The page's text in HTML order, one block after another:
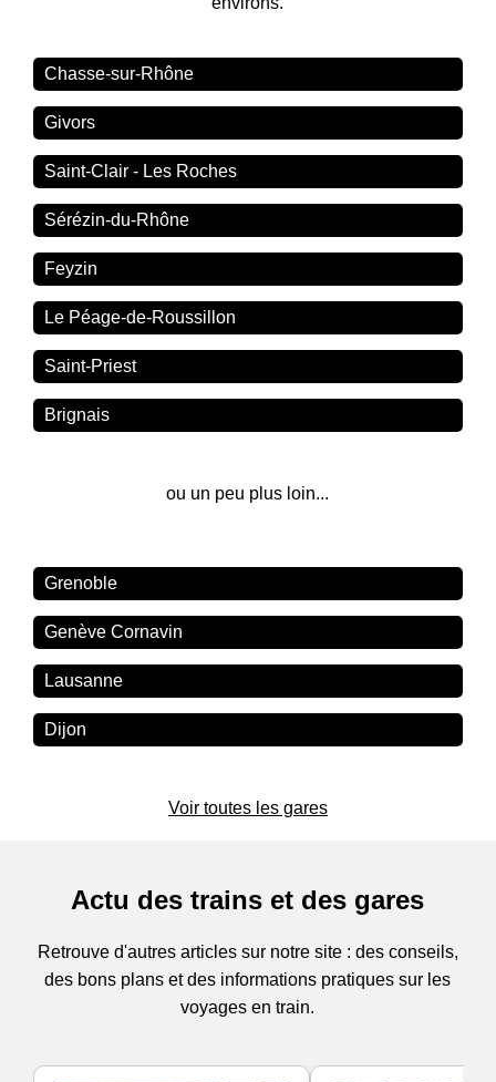
Chasse-sur-Rhône
Givors
Saint-Clair - Les Roches
Sérézin-du-Rhône
Feyzin
Le Péage-de-Roussillon
Saint-Priest
Brignais
ou un peu plus loin...
Grenoble
Genève Cornavin
Lausanne
Dijon
Voir toutes les gares
Actu des trains et des gares
Retrouve d'autres articles sur notre site : des conseils,
des bons plans et des informations pratiques sur les
voyages en train.